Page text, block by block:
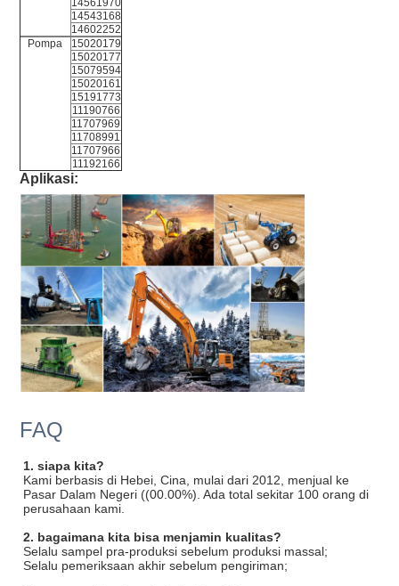
14543168
14602252
Pompa
15020179
15020177
15079594
15020161
15191773
11190766
11707969
11708991
11707966
11192166
Aplikasi:
FAQ
1. siapa kita?
Kami berbasis di Hebei, Cina, mulai dari 2012, menjual ke
Pasar Dalam Negeri ((00.00%). Ada total sekitar 100 orang di
perusahaan kami.
2. bagaimana kita bisa menjamin kualitas?
Selalu sampel pra-produksi sebelum produksi massal;
Selalu pemeriksaan akhir sebelum pengiriman;